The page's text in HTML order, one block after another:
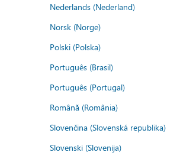
Nederlands (Nederland)
Norsk (Norge)
Polski (Polska)
Português (Brasil)
Português (Portugal)
Română (România)
Slovenčina (Slovenská republika)
Slovenski (Slovenija)